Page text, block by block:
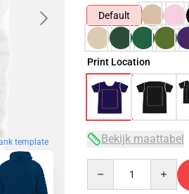
template
Default
Print Location
Bekijk maattabel